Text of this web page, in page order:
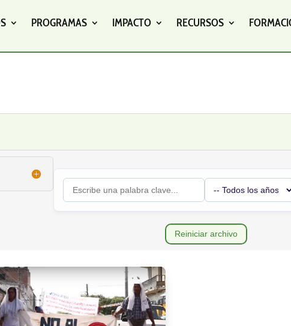
PROGRAMAS IMPACTO RECURSOS
Reiniciar archivo